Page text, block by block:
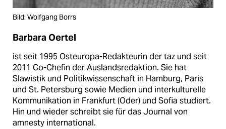
Bild: Wolfgang Borrs
Barbara Oertel
ist seit 1995 Osteuropa-Redakteurin der taz und seit
2011 Co-Chefin der Auslandsredaktion. Sie hat
Slawistik und Politikwissenschaft in Hamburg, Paris
und St. Petersburg sowie Medien und interkulturelle
Kommunikation in Frankfurt (Oder) und Sofia studiert.
Hin und wieder schreibt sie für das Journal von
amnesty international.